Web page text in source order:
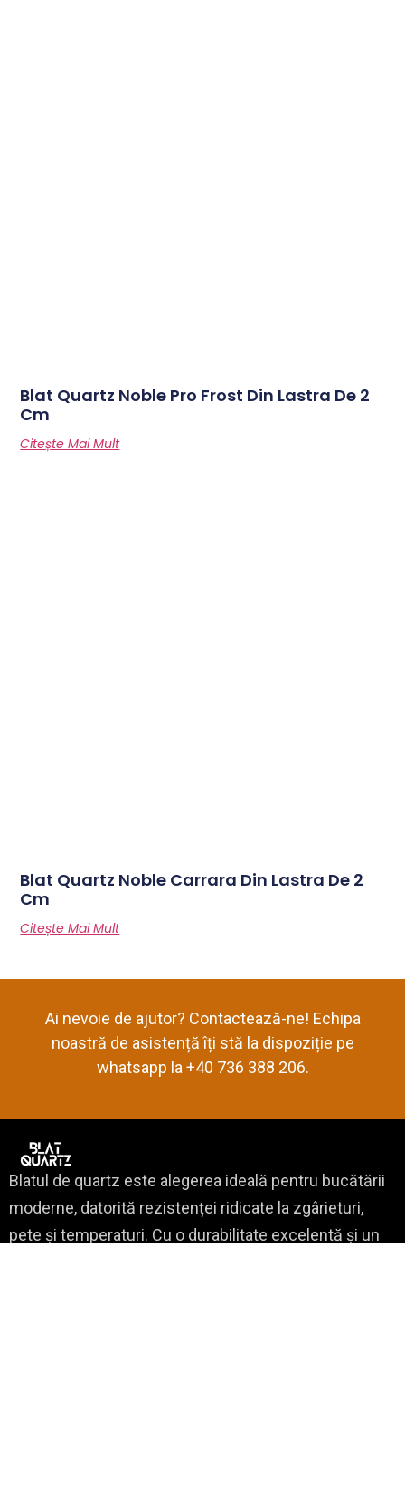
Blat Quartz Noble Pro Frost Din Lastra De 2
Cm
Citește Mai Mult
Blat Quartz Noble Carrara Din Lastra De 2
Cm
Citește Mai Mult
Ai nevoie de ajutor? Contactează-ne! Echipa
noastră de asistență îți stă la dispoziție pe
whatsapp la +40 736 388 206.
Blatul de quartz este alegerea ideală pentru bucătării
moderne, datorită rezistenței ridicate la zgârieturi,
pete și temperaturi. Cu o durabilitate excelentă și un